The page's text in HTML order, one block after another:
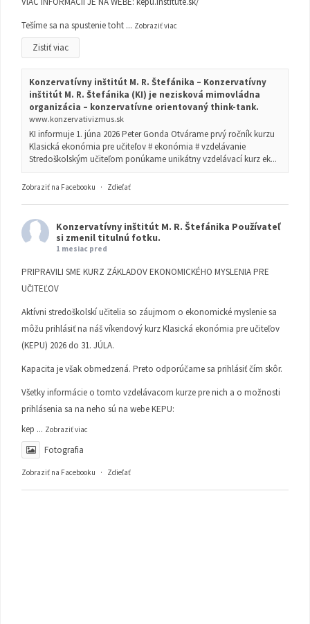
Tešíme sa na spustenie toht ... Zobraziť viac
Zistiť viac
Konzervatívny inštitút M. R. Štefánika – Konzervatívny
inštitút M. R. Štefánika (KI) je nezisková mimovládna
organizácia – konzervatívne orientovaný think-tank.
www.konzervativizmus.sk
KI informuje 1. júna 2026 Peter Gonda Otvárame prvý ročník kurzu
Klasická ekonómia pre učiteľov # ekonómia # vzdelávanie
Stredoškolským učiteľom ponúkame unikátny vzdelávací kurz ek...
Zobraziť na Facebooku · Zdieľať
Konzervatívny inštitút M. R. Štefánika Používateľ
si zmenil titulnú fotku.
1 mesiac pred
PRIPRAVILI SME KURZ ZÁKLADOV EKONOMICKÉHO MYSLENIA PRE
UČITEĽOV
Aktívni stredoškolskí učitelia so záujmom o ekonomické myslenie sa
môžu prihlásiť na náš víkendový kurz Klasická ekonómia pre učiteľov
(KEPU) 2026 do 31. JÚLA.
Kapacita je však obmedzená. Preto odporúčame sa prihlásiť čím skôr.
Všetky informácie o tomto vzdelávacom kurze pre nich a o možnosti
prihlásenia sa na neho sú na webe KEPU:
kep ... Zobraziť viac
Fotografia
Zobraziť na Facebooku · Zdieľať